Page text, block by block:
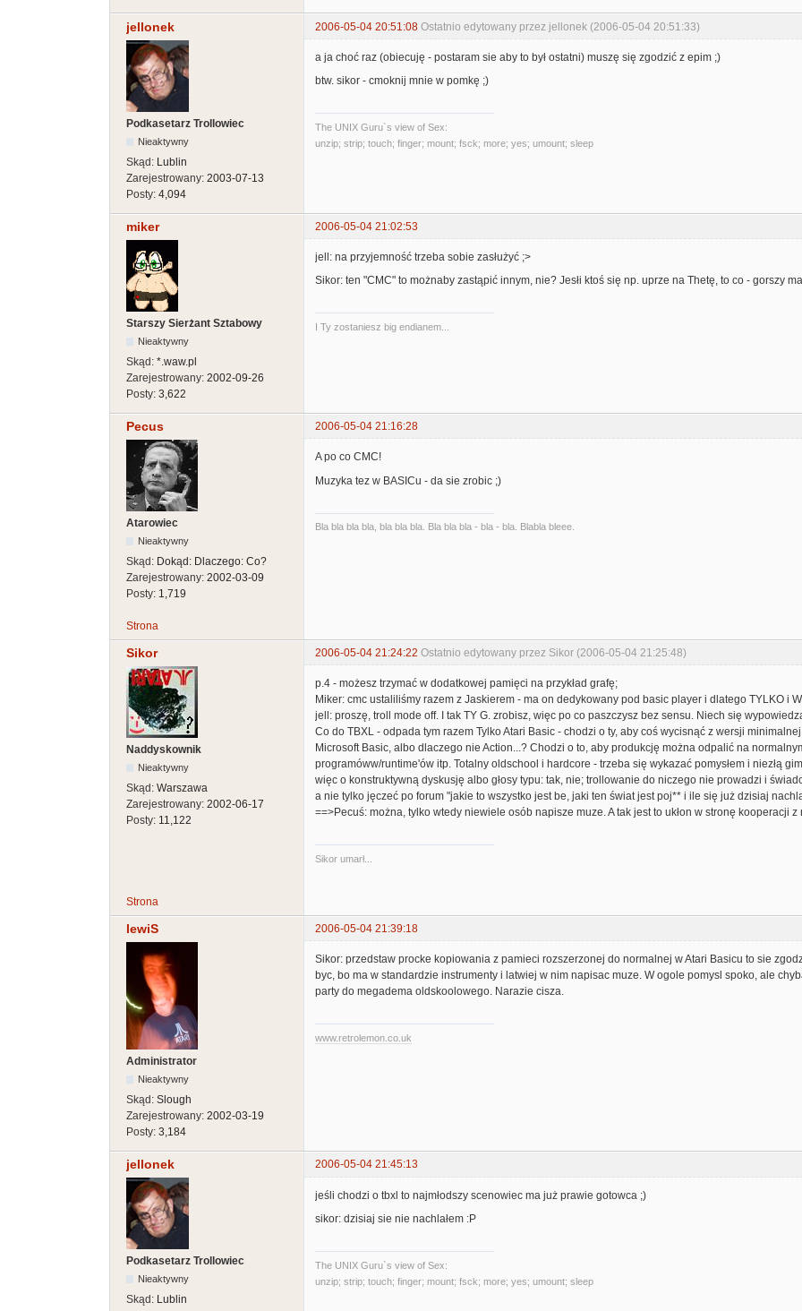
jellonek 2006-05-04 20:51:08 Ostatnio edytowany przez jellonek (2006-05-04 20:51:33)
Podkasetarz Trollowiec
Nieaktywny
Skąd: Lublin
Zarejestrowany: 2003-07-13
Posty: 4,094
a ja choć raz (obiecuję - postaram sie aby to był ostatni) muszę się zgodzić z epim ;)
btw. sikor - cmoknij mnie w pomkę ;)
The UNIX Guru`s view of Sex:
unzip; strip; touch; finger; mount; fsck; more; yes; umount; sleep
miker 2006-05-04 21:02:53
Starszy Sierżant Sztabowy
Nieaktywny
Skąd: *.waw.pl
Zarejestrowany: 2002-09-26
Posty: 3,622
jell: na przyjemność trzeba sobie zasłużyć ;>
Sikor: ten "CMC" to możnaby zastąpić innym, nie? Jesłi ktoś się np. uprze na Thetę, to co - gorszy
I Ty zostaniesz big endianem...
Pecus 2006-05-04 21:16:28
Atarowiec
Nieaktywny
Skąd: Dokąd: Dlaczego: Co?
Zarejestrowany: 2002-03-09
Posty: 1,719
A po co CMC!
Muzyka tez w BASICu - da sie zrobic ;)
Bla bla bla bla, bla bla bla. Bla bla bla - bla - bla. Blabla bleee.
Strona
Sikor 2006-05-04 21:24:22 Ostatnio edytowany przez Sikor (2006-05-04 21:25:48)
Naddyskownik
Nieaktywny
Skąd: Warszawa
Zarejestrowany: 2002-06-17
Posty: 11,122
p.4 - możesz trzymać w dodatkowej pamięci na przykład grafę;
Miker: cmc ustaliliśmy razem z Jaskierem - ma on dedykowany pod basic player i dlatego TYLKO i
jell: proszę, troll mode off. I tak TY G. zrobisz, więc po co paszczysz bez sensu. Niech się
Co do TBXL - odpada tym razem Tylko Atari Basic - chodzi o ty, aby coś wycisnąć z wersji
Microsoft Basic, albo dlaczego nie Action...? Chodzi o to, aby produkcję można odpalić na
programóww/runtime'ów itp. Totalny oldschool i hardcore - trzeba się wykazać pomysłem i niezłą
więc o konstruktywną dyskusję albo głosy typu: tak, nie; trollowanie do niczego nie prowadzi i
a nie tylko jęczeć po forum "jakie to wszystko jest be, jaki ten świat jest poj** i ile się już dzisiaj
==>Pecuś: można, tylko wtedy niewiele osób napisze muze. A tak jest to ukłon w stronę kooperacji z
Sikor umarł...
Strona
lewiS 2006-05-04 21:39:18
Administrator
Nieaktywny
Skąd: Slough
Zarejestrowany: 2002-03-19
Posty: 3,184
Sikor: przedstaw procke kopiowania z pamieci rozszerzonej do normalnej w Atari Basicu to sie
byc, bo ma w standardzie instrumenty i latwiej w nim napisac muze. W ogole pomysl spoko, ale
party do megadema oldskoolowego. Narazie cisza.
www.retrolemon.co.uk
jellonek 2006-05-04 21:45:13
Podkasetarz Trollowiec
Nieaktywny
Skąd: Lublin
jeśli chodzi o tbxl to najmłodszy scenowiec ma już prawie gotowca ;)
sikor: dzisiaj sie nie nachlałem :P
The UNIX Guru`s view of Sex:
unzip; strip; touch; finger; mount; fsck; more; yes; umount; sleep